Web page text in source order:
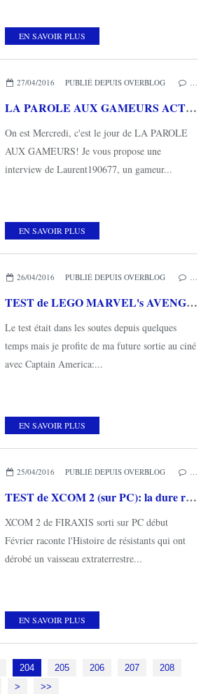
EN SAVOIR PLUS
27/04/2016 PUBLIÉ DEPUIS OVERBLOG …
LA PAROLE AUX GAMEURS ACTE XLIII : Interview de Laurent190677
On est Mercredi, c'est le jour de LA PAROLE
AUX GAMEURS! Je vous propose une
interview de Laurent190677, un gameur...
EN SAVOIR PLUS
26/04/2016 PUBLIÉ DEPUIS OVERBLOG …
TEST de LEGO MARVEL's AVENGERS (sur XBOX ONE): pas de surprise
Le test était dans les soutes depuis quelques
temps mais je profite de ma future sortie au ciné
avec Captain America:...
EN SAVOIR PLUS
25/04/2016 PUBLIÉ DEPUIS OVERBLOG …
TEST de XCOM 2 (sur PC): la dure rebellion contre les aliens!
XCOM 2 de FIRAXIS sorti sur PC début
Février raconte l'Histoire de résistants qui ont
dérobé un vaisseau extraterrestre...
EN SAVOIR PLUS
204 205 206 207
208
220
230
240
250
> >>